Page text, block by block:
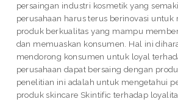
persaingan industri kosmetik yang
perusahaan harus terus berinovasi untuk
produk berkualitas yang mampu
dan memuaskan konsumen. Hal ini
mendorong konsumen untuk loyal
perusahaan dapat bersaing dengan
penelitian ini adalah untuk mengetahui
produk skincare Skintific terhadap